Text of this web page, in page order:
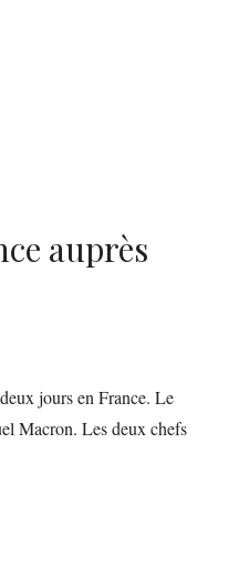
auprès
jours en France. Le
Macron. Les deux chefs